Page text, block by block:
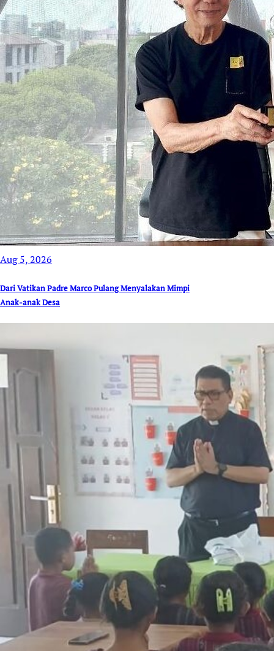
Aug 5, 2026
Dari Vatikan Padre Marco Pulang Menyalakan Mimpi
Anak-anak Desa